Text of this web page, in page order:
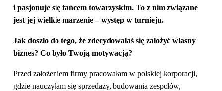
i pasjonuje się tańcem towarzyskim. To z nim związane
jest jej wielkie marzenie – występ w turnieju.
Jak doszło do tego, że zdecydowałaś się założyć własny
biznes? Co było Twoją motywacją?
Przed założeniem firmy pracowałam w polskiej korporacji,
gdzie nauczyłam się sprzedaży, budowania zespołów,